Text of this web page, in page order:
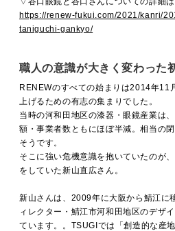
https://renew-fukui.com/2021/kanri/
taniguchi-gankyo/
職人の意識が大きく変わった
RENEWのすべての始まりは2014年11
上げるための有志の集まりでした。
当時の河和田地区の漆器・眼鏡産業は
額・事業者数ともにほぼ半減。相当の
そうです。
そこに強い危機意識を抱いていたのが
をしていた新山直広さん。
新山さんは、2009年に大阪から鯖江に
ィレクター・鯖江市河和田地区のデザ
ています。。TSUGIでは「創造的な産